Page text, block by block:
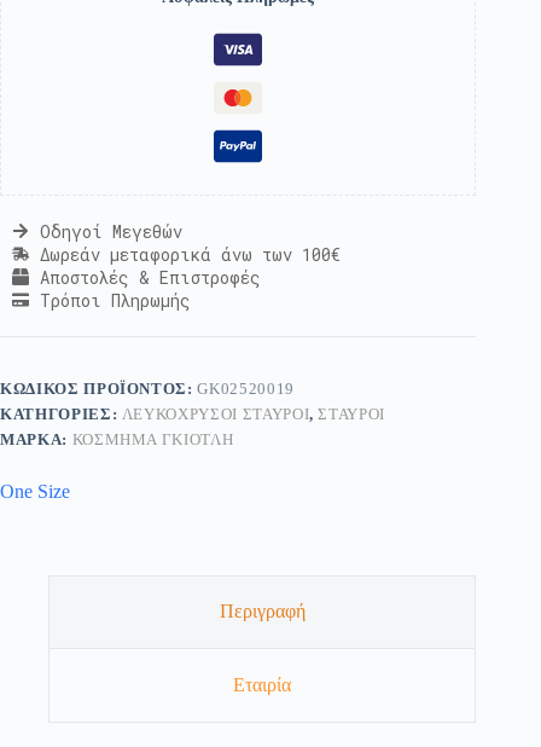
Οδηγοί Μεγεθών
Δωρεάν μεταφορικά άνω των 100€
Αποστολές & Επιστροφές
Τρόποι Πληρωμής
ΚΩΔΙΚΌΣ ΠΡΟΪΌΝΤΟΣ:GK02520019
ΚΑΤΗΓΟΡΊΕΣ: ΛΕΥΚΌΧΡΥΣΟΙ ΣΤΑΥΡΟΊ,ΣΤΑΥΡΟΊ
ΜΆΡΚΑ: ΚΟΣΜΗΜΑ ΓΚΙΟΤΛΗ
One Size
Περιγραφή
Εταιρία